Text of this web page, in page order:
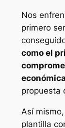
Nos
primero
como el
propuesta
Así
plantilla